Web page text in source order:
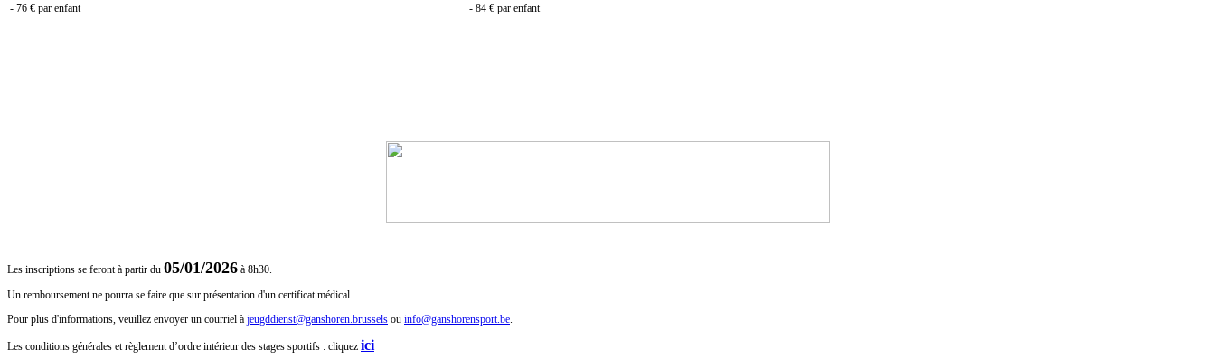
- 76 € par enfant - 84 € par enfant
Les inscriptions se feront à partir du 05/01/2026 à 8h30.
Un remboursement ne pourra se faire que sur présentation d'un certificat médical.
Pour plus d'informations, veuillez envoyer un courriel à jeugddienst@ganshoren.brussels ou info@ganshorensport.be.
Les conditions générales et règlement d’ordre intérieur des stages sportifs : cliquez ici